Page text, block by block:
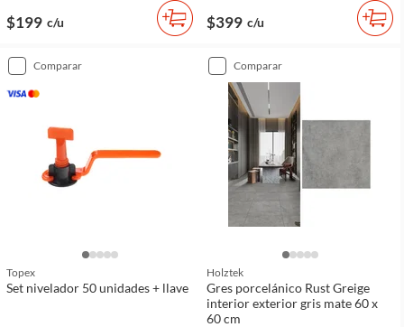
$199 c/u $399 c/u
comparar
Topex
Set nivelador 50 unidades + llave
comparar
Holztek
Gres porcelánico Rust Greige
interior exterior gris mate 60 x
60 cm